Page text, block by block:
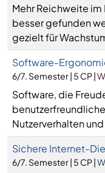
Mehr Reichweite
besser gefunden
gezielt für
Software-
6/7. Semester | 5 CP |
Software, die
Nutzerverhalten
Sichere Internet-
6/7. Semester | 5 CP |